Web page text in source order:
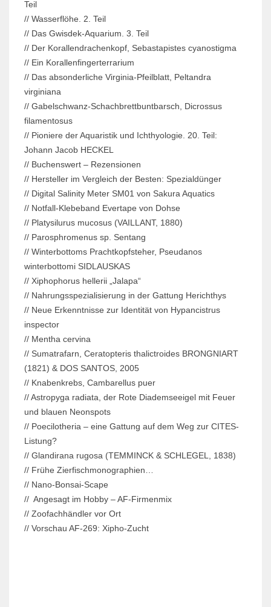
Teil
// Wasserflöhe. 2. Teil
// Das Gwisdek-Aquarium. 3. Teil
// Der Korallendrachenkopf, Sebastapistes cyanostigma
// Ein Korallenfingerterrarium
// Das absonderliche Virginia-Pfeilblatt, Peltandra
virginiana
// Gabelschwanz-Schachbrettbuntbarsch, Dicrossus
filamentosus
// Pioniere der Aquaristik und Ichthyologie. 20. Teil:
Johann Jacob HECKEL
// Buchenswert – Rezensionen
// Hersteller im Vergleich der Besten: Spezialdünger
// Digital Salinity Meter SM01 von Sakura Aquatics
// Notfall-Klebeband Evertape von Dohse
// Platysilurus mucosus (VAILLANT, 1880)
// Parosphromenus sp. Sentang
// Winterbottoms Prachtkopfsteher, Pseudanos
winterbottomi SIDLAUSKAS
// Xiphophorus hellerii „Jalapa“
// Nahrungsspezialisierung in der Gattung Herichthys
// Neue Erkenntnisse zur Identität von Hypancistrus
inspector
// Mentha cervina
// Sumatrafarn, Ceratopteris thalictroides BRONGNIART
(1821) & DOS SANTOS, 2005
// Knabenkrebs, Cambarellus puer
// Astropyga radiata, der Rote Diademseeigel mit Feuer
und blauen Neonspots
// Poecilotheria – eine Gattung auf dem Weg zur CITES-
Listung?
// Glandirana rugosa (TEMMINCK & SCHLEGEL, 1838)
// Frühe Zierfischmonographien…
// Nano-Bonsai-Scape
// Angesagt im Hobby – AF-Firmenmix
// Zoofachhändler vor Ort
// Vorschau AF-269: Xipho-Zucht